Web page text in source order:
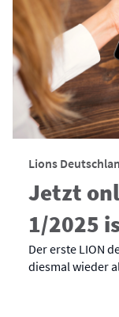
Lions
Jetzt
1/2025
Der erste LION
diesmal wieder